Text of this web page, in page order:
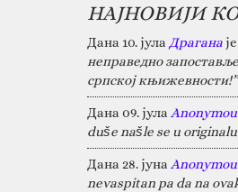
НАЈНОВИЈИ
Дана 10. јула Драгана
неправедно
српској књижевности!”
Дана 09. јула
duše našle se u originalu
Дана 28. јуна
nevaspitan pa da na